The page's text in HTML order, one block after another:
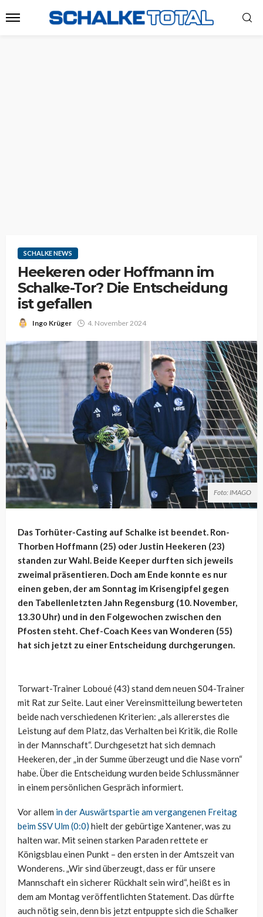
SCHALKE NEWS
Heekeren oder Hoffmann im
Schalke-Tor? Die Entscheidung
ist gefallen
Ingo Krüger 4. November 2024
Foto: IMAGO
Das Torhüter-Casting auf Schalke ist beendet. Ron-
Thorben Hoffmann (25) oder Justin Heekeren (23)
standen zur Wahl. Beide Keeper durften sich jeweils
zweimal präsentieren. Doch am Ende konnte es nur
einen geben, der am Sonntag im Krisengipfel gegen
den Tabellenletzten Jahn Regensburg (10. November,
13.30 Uhr) und in den Folgewochen zwischen den
Pfosten steht. Chef-Coach Kees van Wonderen (55)
hat sich jetzt zu einer Entscheidung durchgerungen.
Torwart-Trainer Loboué (43) stand dem neuen S04-Trainer
mit Rat zur Seite. Laut einer Vereinsmitteilung bewerteten
beide nach verschiedenen Kriterien: „als allererstes die
Leistung auf dem Platz, das Verhalten bei Kritik, die Rolle
in der Mannschaft“. Durchgesetzt hat sich demnach
Heekeren, der „in der Summe überzeugt und die Nase vorn“
habe. Über die Entscheidung wurden beide Schlussmänner
in einem persönlichen Gespräch informiert.
Vor allem in der Auswärtspartie am vergangenen Freitag
beim SSV Ulm (0:0) hielt der gebürtige Xantener, was zu
halten war. Mit seinen starken Paraden rettete er
Königsblau einen Punkt – den ersten in der Amtszeit van
Wonderens. „Wir sind überzeugt, dass er für unsere
Mannschaft ein sicherer Rückhalt sein wird“, heißt es in
dem am Montag veröffentlichten Statement. Das dürfte
auch nötig sein, denn bis jetzt entpuppte sich die Schalker